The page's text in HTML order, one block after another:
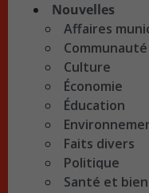
Nouvelles
Affaires
Communauté
Culture
Économie
Éducation
Faits divers
Politique
Santé et